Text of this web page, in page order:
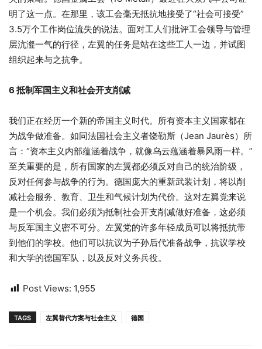
明了这一点。在那里，该工会毫无抵抗地接受了“社会可接受”
3.5万个工作岗位流失的说法。面对工人们批评工会领导与管理
层沆瀣一气的行径，左翼的任务是站在这些工人一边，并试图
组织起来与之抗争。
6 抵制军国主义和社会开支削减
我们正在经历一个新的帝国主义时代。所有资本主义国家都在
为战争做准备。如同法国社会主义者饶勒斯（Jean Jaurès）所
言： “资本主义内部蕴涵着战争，就像乌云蕴涵着暴风雨一样。 ”
至关重要的是，所有国家的左翼都必须反对自己的统治阶级，
反对任何参与战争的行为。德国庞大的重新武装计划，将以削
减社会服务、教育、卫生和气候计划为代价。这对左翼党来说
是一个机会。我们必须为抵制社会开支削减做好准备，这必须
与反军国主义密不可分。左翼党的许多年轻成员可以将抵抗带
到他们的学校。他们可以抗议为子孙后代准备战争，抗议学校
和大学的德国军队，以及反对义务兵役。
Post Views: 1,955
TAGS 左翼替代方案与社会主义 德国